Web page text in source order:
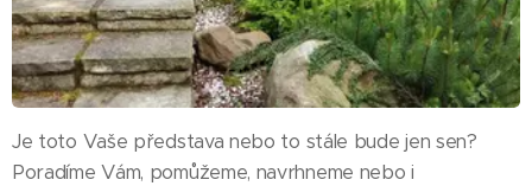
Je toto Vaše představa nebo to stále bude jen sen?
Poradíme Vám, pomůžeme, navrhneme nebo i